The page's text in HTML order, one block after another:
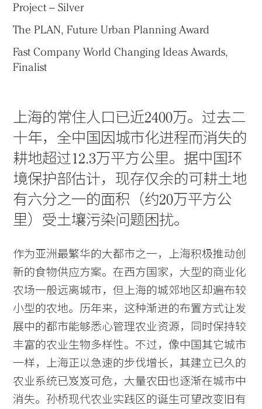
Project – Silver
The PLAN, Future Urban Planning Award
Fast Company World Changing Ideas Awards,
Finalist
上海的常住人口已近2400万。过去二
十年，全中国因城市化进程而消失的
耕地超过12.3万平方公里。据中国环
境保护部估计，现存仅余的可耕土地
有六分之一的面积（约20万平方公
里）受土壤污染问题困扰。
作为亚洲最繁华的大都市之一，上海积极推动创
新的食物供应方案。在西方国家，大型的商业化
农场一般远离城市，但上海的城郊地区却遍布较
小型的农地。历年来，这种渐进的布置方式让发
展中的都市能够悉心管理农业资源，同时保持较
丰富的农业生物多样性。不过，像中国其它城市
一样，上海正以急速的步伐增长，其建立已久的
农业系统已岌岌可危，大量农田也逐渐在城市中
消失。孙桥现代农业实践区的诞生可望改变旧有